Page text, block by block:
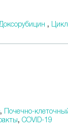
,
, Почечно-
, COVID-19